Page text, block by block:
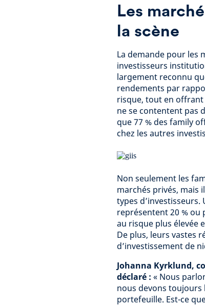
Les
la scène
La demande pour les
investisseurs
largement reconnu
rendements par
risque, tout en offrant
ne se contentent pas
que 77 % des family
chez les autres
Non seulement les
marchés privés, mais
types
représentent 20 %
au risque plus élevée
De plus, leurs vastes
d’investissement de
Johanna Kyrklund,
déclaré : « Nous
nous devons toujours
portefeuille. Est-ce